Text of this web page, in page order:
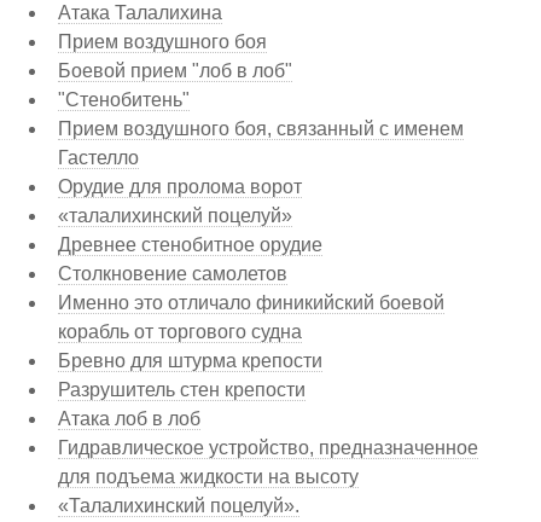
Атака Талалихина
Прием воздушного боя
Боевой прием "лоб в лоб"
"Стенобитень"
Прием воздушного боя, связанный с именем
Гастелло
Орудие для пролома ворот
«талалихинский поцелуй»
Древнее стенобитное орудие
Столкновение самолетов
Именно это отличало финикийский боевой
корабль от торгового судна
Бревно для штурма крепости
Разрушитель стен крепости
Атака лоб в лоб
Гидравлическое устройство, предназначенное
для подъема жидкости на высоту
«Талалихинский поцелуй».